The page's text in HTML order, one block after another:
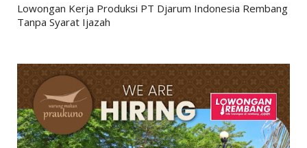
Lowongan Kerja Produksi PT Djarum Indonesia Rembang
Tanpa Syarat Ijazah